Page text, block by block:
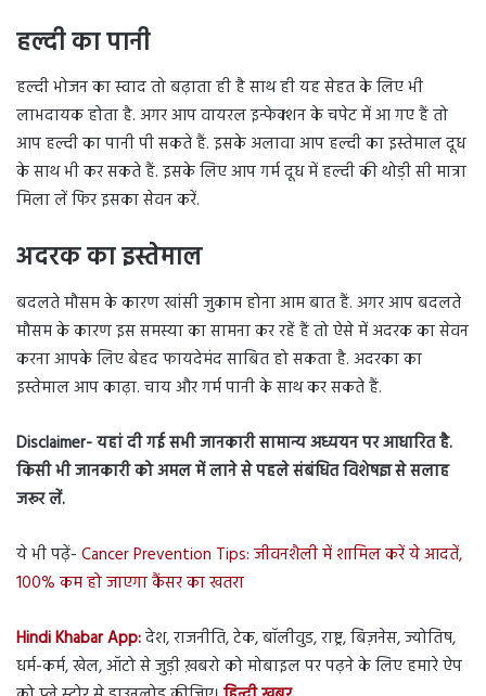
हल्दी का पानी
हल्दी भोजन का स्वाद तो बढ़ाता ही है साथ ही यह सेहत के लिए भी
लाभदायक होता है. अगर आप वायरल इन्फेक्शन के चपेट में आ गए हैं तो
आप हल्दी का पानी पी सकते हैं. इसके अलावा आप हल्दी का इस्तेमाल दूध
के साथ भी कर सकते हैं. इसके लिए आप गर्म दूध में हल्दी की थोड़ी सी मात्रा
मिला लें फिर इसका सेवन करें.
अदरक का इस्तेमाल
बदलते मौसम के कारण खांसी जुकाम होना आम बात हैं. अगर आप बदलते
मौसम के कारण इस समस्या का सामना कर रहें हैं तो ऐसे में अदरक का सेवन
करना आपके लिए बेहद फायदेमंद साबित हो सकता है. अदरका का
इस्तेमाल आप काढ़ा. चाय और गर्म पानी के साथ कर सकते हैं.
Disclaimer- यहां दी गई सभी जानकारी सामान्य अध्ययन पर आधारित है.
किसी भी जानकारी को अमल में लाने से पहले संबंधित विशेषज्ञ से सलाह
जरूर लें.
ये भी पढ़ें- Cancer Prevention Tips: जीवनशैली में शामिल करें ये आदतें,
100% कम हो जाएगा कैंसर का खतरा
Hindi Khabar App:देश, राजनीति, टेक, बॉलीवुड, राष्ट्र, बिज़नेस, ज्योतिष,
धर्म-कर्म, खेल, ऑटो से जुड़ी ख़बरो को मोबाइल पर पढ़ने के लिए हमारे ऐप